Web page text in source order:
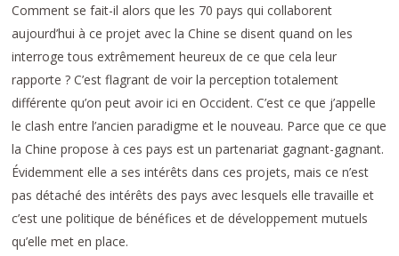
Comment se fait-il alors que les 70 pays qui collaborent
aujourd’hui à ce projet avec la Chine se disent quand on les
interroge tous extrêmement heureux de ce que cela leur
rapporte ? C’est flagrant de voir la perception totalement
différente qu’on peut avoir ici en Occident. C’est ce que j’appelle
le clash entre l’ancien paradigme et le nouveau. Parce que ce que
la Chine propose à ces pays est un partenariat gagnant-gagnant.
Évidemment elle a ses intérêts dans ces projets, mais ce n’est
pas détaché des intérêts des pays avec lesquels elle travaille et
c’est une politique de bénéfices et de développement mutuels
qu’elle met en place.